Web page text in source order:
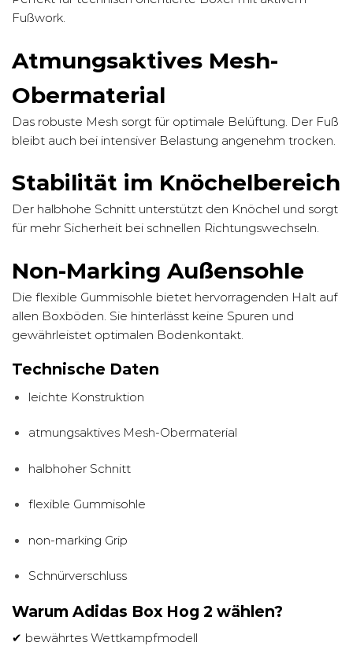
Fußwork.
Atmungsaktives Mesh-
Obermaterial
Das robuste Mesh sorgt für optimale Belüftung. Der Fuß
bleibt auch bei intensiver Belastung angenehm trocken.
Stabilität im Knöchelbereich
Der halbhohe Schnitt unterstützt den Knöchel und sorgt
für mehr Sicherheit bei schnellen Richtungswechseln.
Non-Marking Außensohle
Die flexible Gummisohle bietet hervorragenden Halt auf
allen Boxböden. Sie hinterlässt keine Spuren und
gewährleistet optimalen Bodenkontakt.
Technische Daten
leichte Konstruktion
atmungsaktives Mesh-Obermaterial
halbhoher Schnitt
flexible Gummisohle
non-marking Grip
Schnürverschluss
Warum Adidas Box Hog 2 wählen?
✔ bewährtes Wettkampfmodell